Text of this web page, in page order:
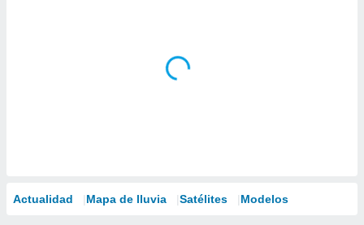
Actualidad Mapa de lluvia Satélites Modelos